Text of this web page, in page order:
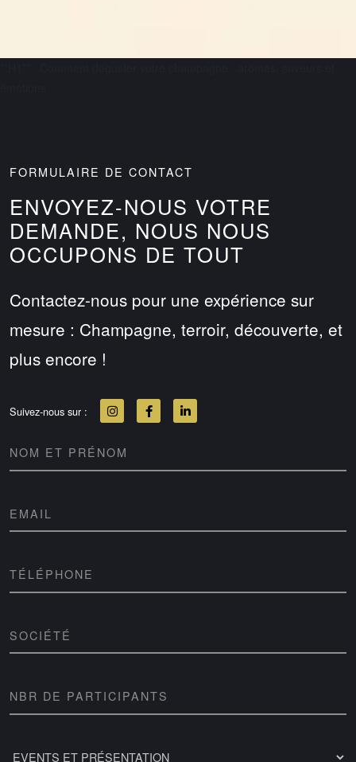
FORMULAIRE DE CONTACT
ENVOYEZ-NOUS VOTRE
DEMANDE, NOUS NOUS
OCCUPONS DE TOUT
Contactez-nous pour une expérience sur
mesure : Champagne, terroir, découverte, et
plus encore !
Suivez-nous sur :
NOM ET PRÉNOM
EMAIL
TÉLÉPHONE
SOCIÉTÉ
NBR DE PARTICIPANTS